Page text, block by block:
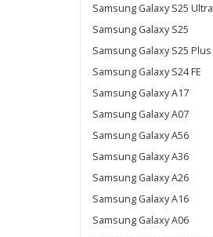
Samsung Galaxy S25 Ultra
Samsung Galaxy S25
Samsung Galaxy S25 Plus
Samsung Galaxy S24 FE
Samsung Galaxy A17
Samsung Galaxy A07
Samsung Galaxy A56
Samsung Galaxy A36
Samsung Galaxy A26
Samsung Galaxy A16
Samsung Galaxy A06